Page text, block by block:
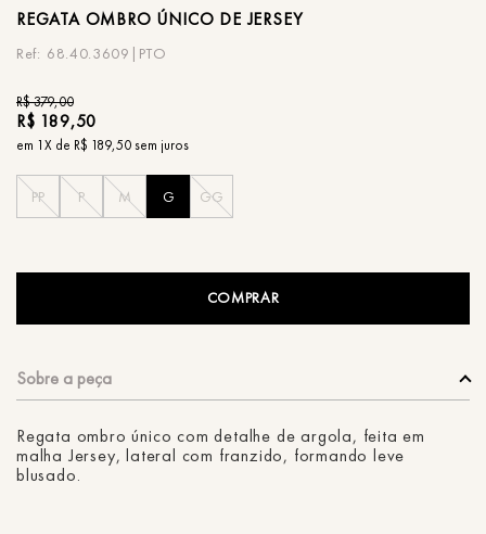
REGATA OMBRO ÚNICO DE JERSEY
68.40.3609|PTO
R$379,00
R$ 189,50
em 1X de R$ 189,50sem juros
PP P M G GG
COMPRAR
Regata ombro único com detalhe de argola, feita em
malha Jersey, lateral com franzido, formando leve
blusado.